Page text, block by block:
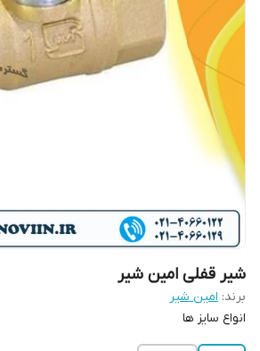
شیر قفلی امین شیر
برند: امین شیر
‌انواع سایز ها